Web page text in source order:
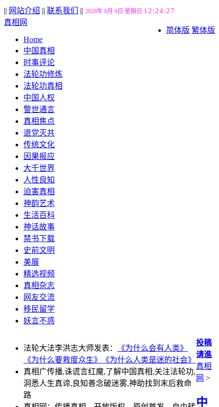
|| 网站介绍 || 联系我们 || 2026年 8月 9日 星期日 12:24:28
简体版 繁体版
真相网
Home
中国真相
时事评论
法轮功修炼
法轮功真相
中国人权
警世通言
真相焦点
退党灭共
传统文化
因果报应
大千世界
人性良知
迫害真相
神韵艺术
生活百科
神话故事
禁书下载
史前文明
美展
精选视频
真相杂志
网友交流
移民留学
妖言不惑
法轮大法李洪志大师发表：
《为什么会有人类》
《为什么要救度众生》
《为什么人类是迷的社会》
真相广传播,诛谎言红魔,了解中国真相,关注法轮功,
洞悉人生真谛,良知善念破迷雾,神助找到末后救命
路
投稿
请進
真相
网 >
中